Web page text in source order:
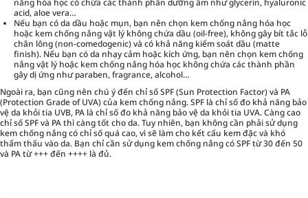
acid, aloe vera…
Nếu bạn có da dầu hoặc mụn, bạn nên chọn kem chống nắng hóa học
hoặc kem chống nắng vật lý không chứa dầu (oil-free), không gây bít tắc lỗ
chân lông (non-comedogenic) và có khả năng kiểm soát dầu (matte
finish). Nếu bạn có da nhạy cảm hoặc kích ứng, bạn nên chọn kem chống
nắng vật lý hoặc kem chống nắng hóa học không chứa các thành phần
gây dị ứng như paraben, fragrance, alcohol…
Ngoài ra, bạn cũng nên chú ý đến chỉ số SPF (Sun Protection Factor) và PA
(Protection Grade of UVA) của kem chống nắng. SPF là chỉ số đo khả năng bảo
vệ da khỏi tia UVB, PA là chỉ số đo khả năng bảo vệ da khỏi tia UVA. Càng cao
chỉ số SPF và PA thì càng tốt cho da. Tuy nhiên, bạn không cần phải sử dụng
kem chống nắng có chỉ số quá cao, vì sẽ làm cho kết cấu kem đặc và khó
thẩm thấu vào da. Bạn chỉ cần sử dụng kem chống nắng có SPF từ 30 đến 50
và PA từ +++ đến ++++ là đủ.